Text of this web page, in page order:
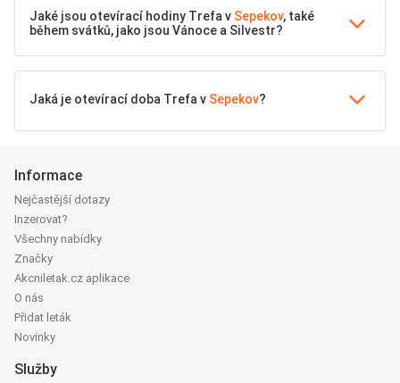
Jaké jsou otevírací hodiny Trefa v Sepekov, také
během svátků, jako jsou Vánoce a Silvestr?
Jaká je otevírací doba Trefa v Sepekov?
Informace
Nejčastější dotazy
Inzerovat?
Všechny nabídky
Značky
Akcniletak.cz aplikace
O nás
Přidat leták
Novinky
Služby